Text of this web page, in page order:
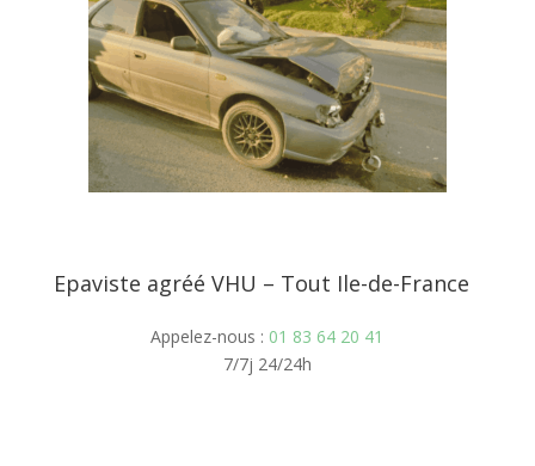
Epaviste agréé VHU – Tout Ile-de-France
Appelez-nous : 01 83 64 20 41
7/7j 24/24h